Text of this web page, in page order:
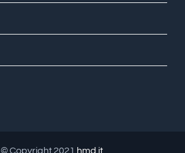
© Copyright 2021 hmd.it